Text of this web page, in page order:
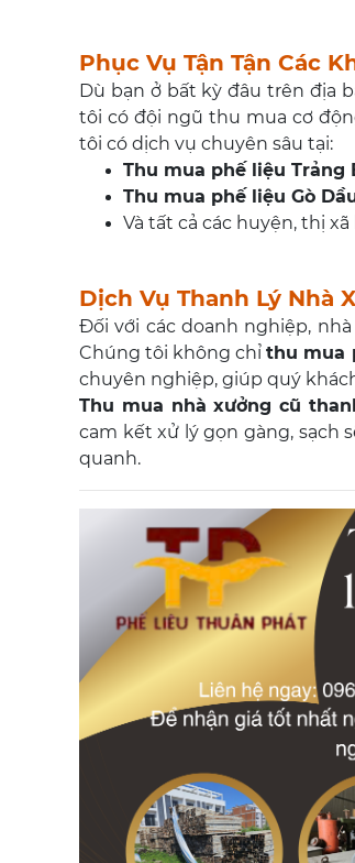
Phục Vụ Tận Tận Các
Dù bạn ở bất kỳ đâu trên địa
tôi có đội ngũ thu mua cơ
tôi có dịch vụ chuyên sâu tại:
Thu mua phế liệu Trảng
Thu mua phế liệu Gò
Và tất cả các huyện, thị
Dịch Vụ Thanh Lý Nhà
Đối với các doanh nghiệp,
Chúng tôi không chỉthu mua
chuyên nghiệp, giúp quý
Thu mua nhà xưởng cũ
cam kết xử lý gọn gàng, sạch
quanh.